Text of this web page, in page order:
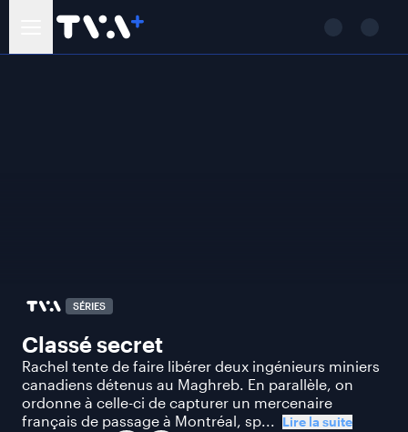
SÉRIES
Classé secret
Rachel tente de faire libérer deux ingénieurs miniers
canadiens détenus au Maghreb. En parallèle, on
ordonne à celle-ci de capturer un mercenaire
français de passage à Montréal, sp... Lire la suite